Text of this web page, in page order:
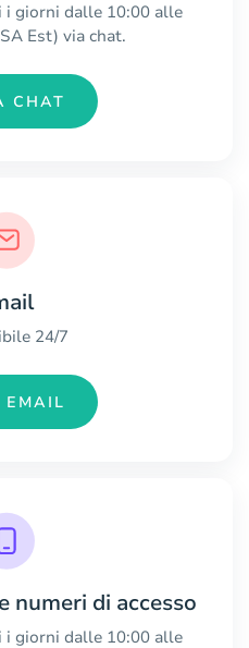
giorni dalle 10:00 alle
Est) via chat.
CHAT
24/7
numeri di accesso
giorni dalle 10:00 alle